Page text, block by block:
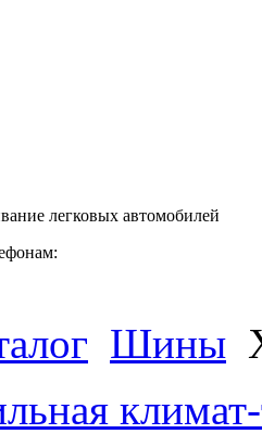
легковых автомобилей
Шины